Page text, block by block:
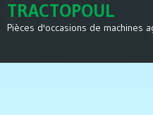
TRACTOPOUL
Pièces d'occasions de machines